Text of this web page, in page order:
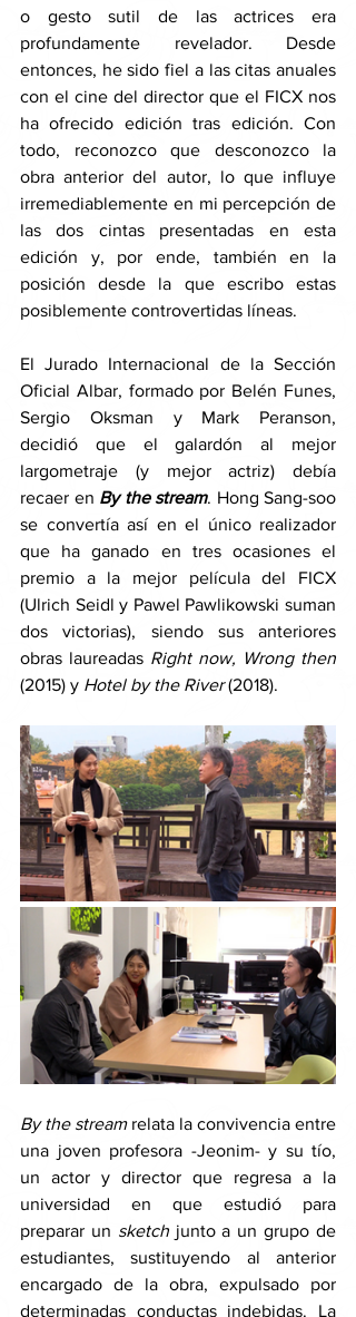
o gesto sutil de las actrices era
profundamente revelador. Desde
entonces, he sido fiel a las citas anuales
con el cine del director que el FICX nos
ha ofrecido edición tras edición. Con
todo, reconozco que desconozco la
obra anterior del autor, lo que influye
irremediablemente en mi percepción de
las dos cintas presentadas en esta
edición y, por ende, también en la
posición desde la que escribo estas
posiblemente controvertidas líneas.
El Jurado Internacional de la Sección
Oficial Albar, formado por Belén Funes,
Sergio Oksman y Mark Peranson,
decidió que el galardón al mejor
largometraje (y mejor actriz) debía
recaer en By the stream. Hong Sang-soo
se convertía así en el único realizador
que ha ganado en tres ocasiones el
premio a la mejor película del FICX
(Ulrich Seidl y Pawel Pawlikowski suman
dos victorias), siendo sus anteriores
obras laureadas
(2015) y Hotel by the River (2018).
By the stream relata la convivencia entre
una joven profesora -Jeonim- y su tío,
un actor y director que regresa a la
universidad en que estudió para
preparar un sketch junto a un grupo de
estudiantes, sustituyendo al anterior
encargado de la obra, expulsado por
determinadas conductas indebidas. La